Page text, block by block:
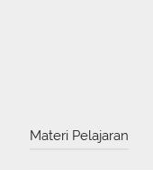
Materi Pelajaran